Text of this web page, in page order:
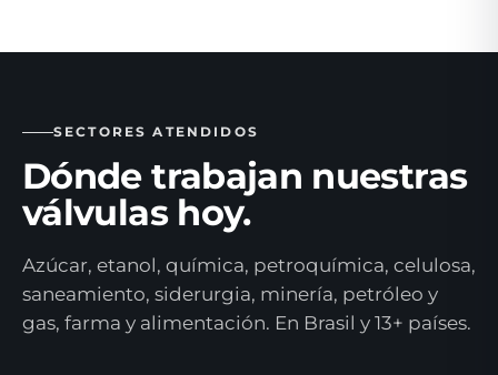
SECTORES ATENDIDOS
Dónde trabajan nuestras
válvulas hoy.
Azúcar, etanol, química, petroquímica, celulosa,
saneamiento, siderurgia, minería, petróleo y
gas, farma y alimentación. En Brasil y 13+ países.